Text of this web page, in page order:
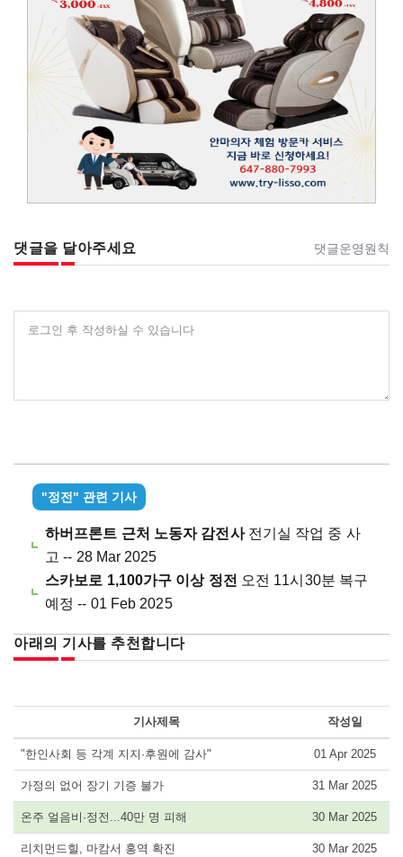
댓글을 달아주세요 댓글운영원칙
로그인 후 작성하실 수 있습니다
"정전" 관련 기사
하버프론트 근처 노동자 감전사전기실 작업 중 사
고 -- 28 Mar 2025
스카보로 1,100가구 이상 정전 오전 11시30분 복구
예정 -- 01 Feb 2025
아래의 기사를 추천합니다
기사제목 작성일
"한인사회 등 각계 지지·후원에 감사" 01 Apr 2025
가정의 없어 장기 기증 불가 31 Mar 2025
온주 얼음비·정전...40만 명 피해 30 Mar 2025
리치먼드힐, 마캄서 홍역 확진 30 Mar 2025